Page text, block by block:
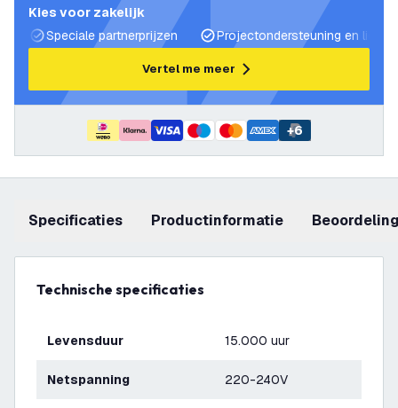
Kies voor zakelijk
Speciale partnerprijzen
Projectondersteuning en
Vertel me meer
+6
Specificaties productinformatie
Technische specificaties
Levensduur 15.000 uur
Netspanning 220-240V